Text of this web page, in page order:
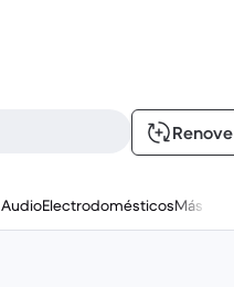
Renove
AudioElectrodomésticosMás